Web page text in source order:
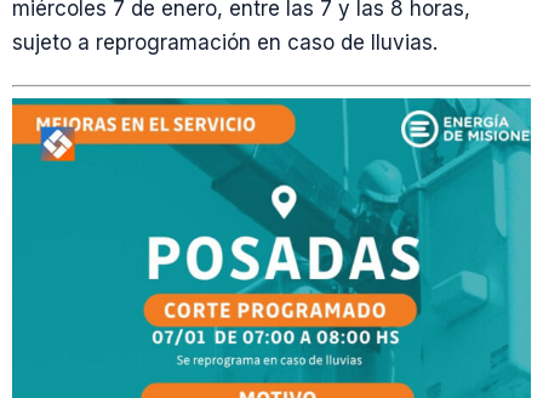
miércoles 7 de enero, entre las 7 y las 8 horas,
sujeto a reprogramación en caso de lluvias.